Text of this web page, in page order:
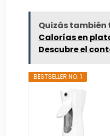
Quizás también
Calorías en
Descubre el
BESTSELLER NO. 1